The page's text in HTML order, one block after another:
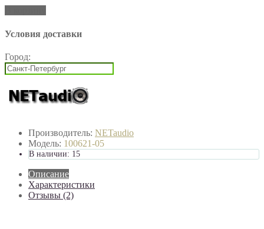
Условия доставки
Город:
Производитель: NETaudio
Модель: 100621-05
В наличии: 15
Описание
Характеристики
Отзывы (2)